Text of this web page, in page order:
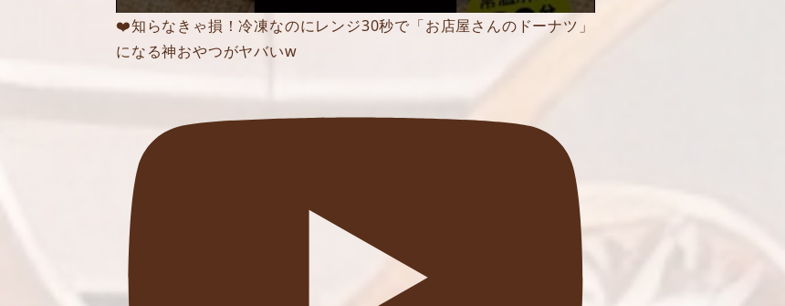
❤️知らなきゃ損！冷凍なのにレンジ30秒で「お店屋さんのドーナツ」
になる神おやつがヤバいw